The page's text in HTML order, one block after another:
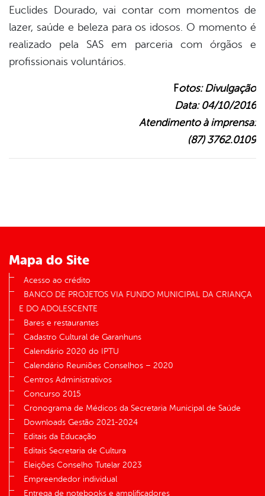
Euclides Dourado, vai contar com momentos de
lazer, saúde e beleza para os idosos. O momento é
realizado pela SAS em parceria com órgãos e
profissionais voluntários.
Fotos: Divulgação
Data: 04/10/2016
Atendimento à imprensa:
(87) 3762.0109
Mapa do Site
Acesso ao crédito
BANCO DE PROJETOS VIA FUNDO MUNICIPAL DA CRIANÇA
E DO ADOLESCENTE
Bares e restaurantes
Cadastro Cultural de Garanhuns
Calendário 2020 do IPTU
Calendário Reuniões Conselhos – 2020
Centros Administrativos
Concurso 2015
Cronograma de Médicos da Secretaria Municipal de Saúde
Downloads Gestão 2021-2024
Editais da Educação
Editais Secretaria de Cultura
Eleições Conselho Tutelar 2023
Empreendedor individual
Entrega de notebooks e amplificadores